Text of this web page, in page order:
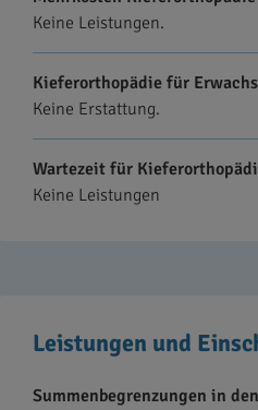
Keine Leistungen.
Kieferorthopädie für
Keine Erstattung.
Wartezeit für
Keine Leistungen
Leistungen und
Summenbegrenzungen in